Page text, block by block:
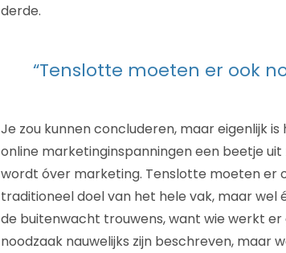
derde.
“Tenslotte moeten er ook
Je zou kunnen concluderen, maar eigenlijk
online marketinginspanningen een beetje
wordt óver marketing. Tenslotte moeten er
traditioneel doel van het hele vak, maar wel
de buitenwacht trouwens, want wie werkt
noodzaak nauwelijks zijn beschreven,